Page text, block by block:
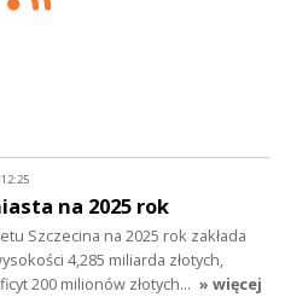
na 2025 rok
Szczecina na 2025 rok zakłada
4,285 miliarda złotych,
200 milionów złotych… » więcej